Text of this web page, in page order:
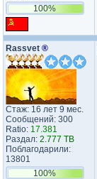
100%
Rassvet ®
Стаж: 16 лет 9 мес.
Сообщений: 300
Ratio: 17.381
Раздал: 2.777 TB
Поблагодарили:
13801
100%